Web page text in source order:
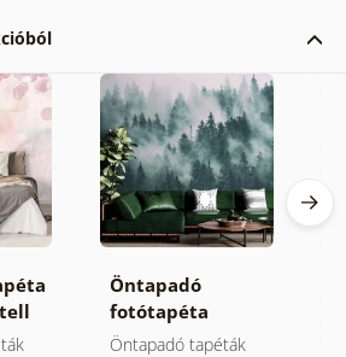
Öntapadó
fotótapéta
hegyek a ködben
Öntapadó tapéták